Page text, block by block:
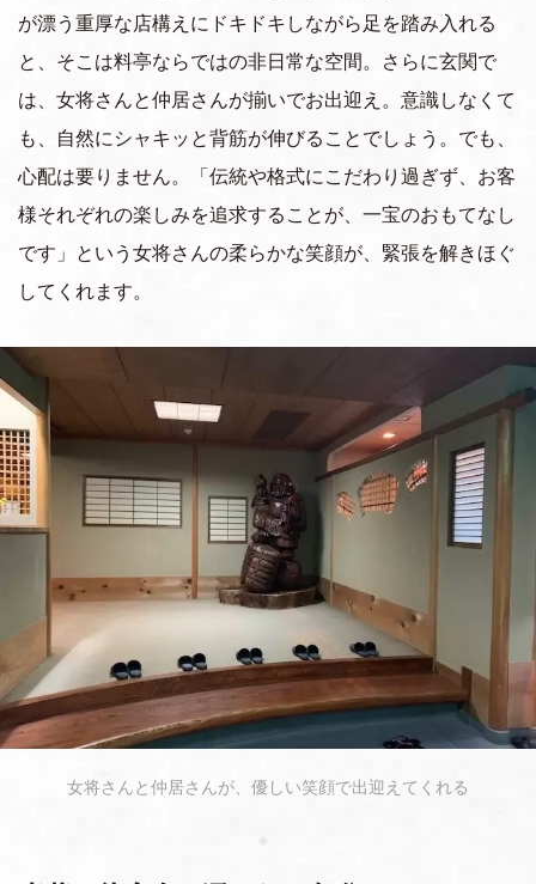
が漂う重厚な店構えにドキドキしながら足を踏み入れる
と、そこは料亭ならではの非日常な空間。さらに玄関で
は、女将さんと仲居さんが揃いでお出迎え。意識しなくて
も、自然にシャキッと背筋が伸びることでしょう。でも、
心配は要りません。「伝統や格式にこだわり過ぎず、お客
様それぞれの楽しみを追求することが、一宝のおもてなし
です」という女将さんの柔らかな笑顔が、緊張を解きほぐ
してくれます。
女将さんと仲居さんが、優しい笑顔で出迎えてくれる